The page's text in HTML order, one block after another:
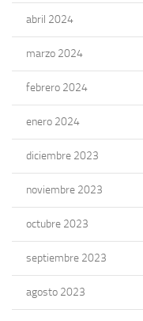
abril 2024
marzo 2024
febrero 2024
enero 2024
diciembre 2023
noviembre 2023
octubre 2023
septiembre 2023
agosto 2023